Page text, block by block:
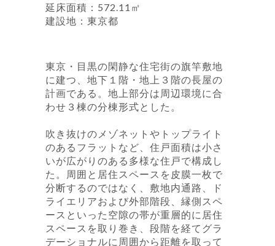
延床面積：572.11㎡
建設地：東京都
東京・目黒の閑静な住宅街の旗竿敷地
に建つ、地下１階・地上３階の長屋の
計画である。地上部分は周辺環境に合
わせ３棟の分棟形式とした。
吹き抜けのメゾネットやトップライト
のあるフラットなど、住戸面積は小さ
いが広がりのある多様な住戸で構成し
た。周囲と居住スペースを皮膜一枚で
分断するのではなく、敷地内通路、ド
ライエリアおよび外部階段、縁側スペ
ースといった空隙の帯が重層的に居住
スペースを取り巻き、段階を経てグラ
デーショナルに周囲から距離を取って